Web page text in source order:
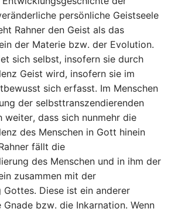
persönliche Geistseele
Rahner den Geist als das
der Materie bzw. der Evolution.
sich selbst, insofern sie durch
Geist wird, insofern sie im
sich erfasst. Im Menschen
der selbsttranszendierenden
weiter, dass sich nunmehr die
des Menschen in Gott hinein
fällt die
des Menschen und in ihm der
zusammen mit der
Diese ist ein anderer
bzw. die Inkarnation. Wenn